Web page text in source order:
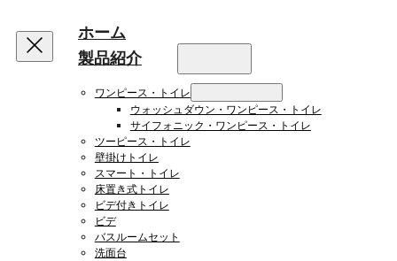
ホーム
製品紹介
ワンピース・トイレ
ウォッシュダウン・ワンピース・トイレ
サイフォニック・ワンピース・トイレ
ツーピース・トイレ
壁掛けトイレ
スマート・トイレ
床置き式トイレ
ビデ付きトイレ
ビデ
バスルームセット
洗面台